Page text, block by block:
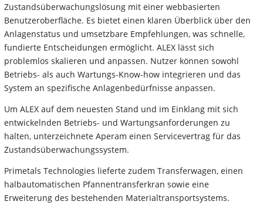
Zustandsüberwachungslösung mit einer webbasierten
Benutzeroberfläche. Es bietet einen klaren Überblick über den
Anlagenstatus und umsetzbare Empfehlungen, was schnelle,
fundierte Entscheidungen ermöglicht. ALEX lässt sich
problemlos skalieren und anpassen. Nutzer können sowohl
Betriebs- als auch Wartungs-Know-how integrieren und das
System an spezifische Anlagenbedürfnisse anpassen.
Um ALEX auf dem neuesten Stand und im Einklang mit sich
entwickelnden Betriebs- und Wartungsanforderungen zu
halten, unterzeichnete Aperam einen Servicevertrag für das
Zustandsüberwachungssystem.
Primetals Technologies lieferte zudem Transferwagen, einen
halbautomatischen Pfannentransferkran sowie eine
Erweiterung des bestehenden Materialtransportsystems.